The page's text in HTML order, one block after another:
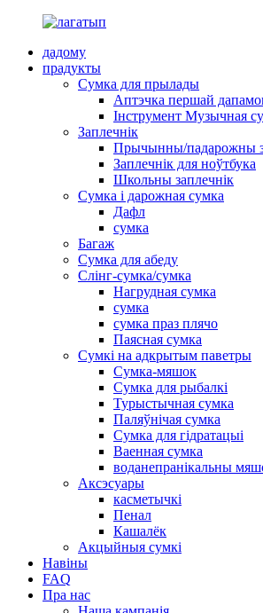
дадому
прадукты
Сумка для прылады
Аптэчка першай
Інструмент Музычная
Заплечнік
Прычынны/падарожны
Заплечнік для ноўтбука
Школьны заплечнік
Сумка і дарожная сумка
Дафл
сумка
Багаж
Сумка для абеду
Слінг-сумка/сумка
Нагрудная сумка
сумка
сумка праз плячо
Паясная сумка
Сумкі на адкрытым паветры
Сумка-мяшок
Сумка для рыбалкі
Турыстычная сумка
Паляўнічая сумка
Сумка для гідратацыі
Ваенная сумка
воданепранікальны
Аксэсуары
касметычкі
Пенал
Кашалёк
Акцыйныя сумкі
Навіны
FAQ
Пра нас